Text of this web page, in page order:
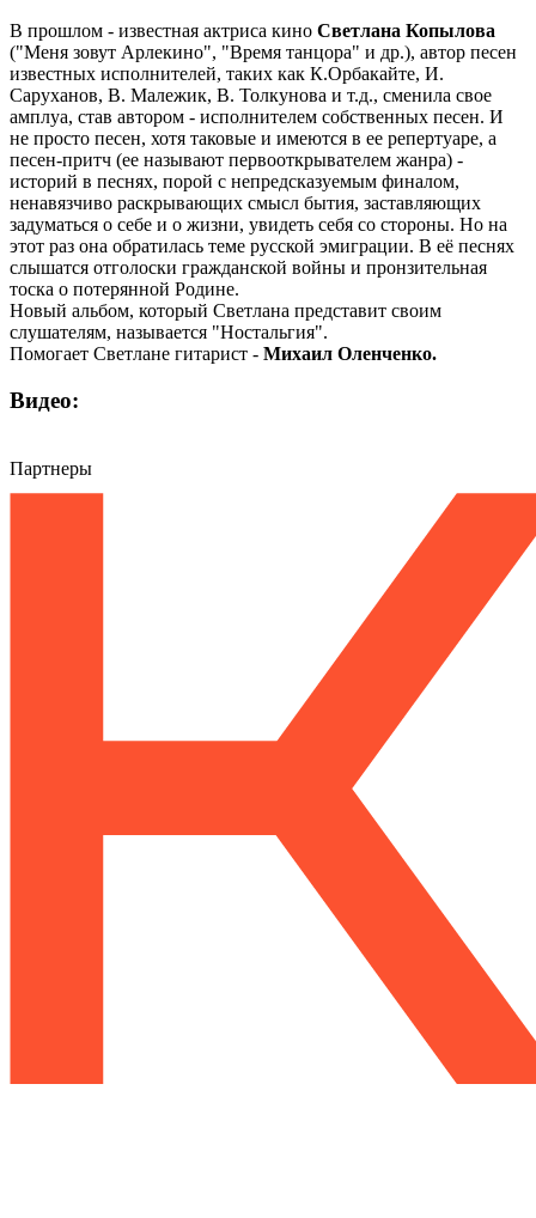
В прошлом - известная актриса кино Светлана Копылова
("Меня зовут Арлекино", "Время танцора" и др.), автор песен
известных исполнителей, таких как К.Орбакайте, И.
Саруханов, В. Малежик, В. Толкунова и т.д., сменила свое
амплуа, став автором - исполнителем собственных песен. И
не просто песен, хотя таковые и имеются в ее репертуаре, а
песен-притч (ее называют первооткрывателем жанра) -
историй в песнях, порой с непредсказуемым финалом,
ненавязчиво раскрывающих смысл бытия, заставляющих
задуматься о себе и о жизни, увидеть себя со стороны. Но на
этот раз она обратилась теме русской эмиграции. В её песнях
слышатся отголоски гражданской войны и пронзительная
тоска о потерянной Родине.
Новый альбом, который Светлана представит своим
слушателям, называется "Ностальгия".
Помогает Светлане гитарист - Михаил Оленченко.
Видео:
Партнеры